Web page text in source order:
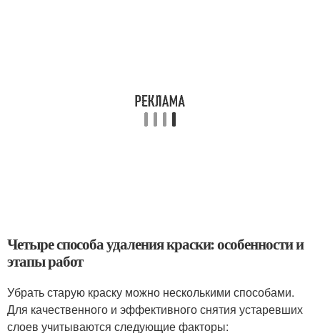
Четыре способа удаления краски: особенности и
этапы работ
Убрать старую краску можно несколькими способами.
Для качественного и эффективного снятия устаревших
слоев учитываются следующие факторы: